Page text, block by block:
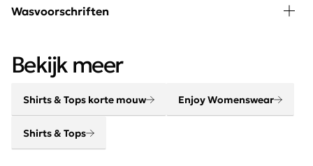
In de collectie van Enjoy Womenswear vind je elk seizoen
aanvoer van nieuwe artikelen blijft dit merk constant
vernieuwend en on trend!
Wasvoorschriften
niet drogen en strijken op lage temperatuur.
Bekijk meer
Shirts & Tops korte mouw Enjoy Womenswear
Shirts & Tops